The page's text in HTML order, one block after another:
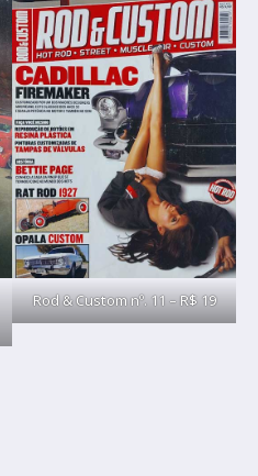
Rod & Custom nº. 11 – R$ 19